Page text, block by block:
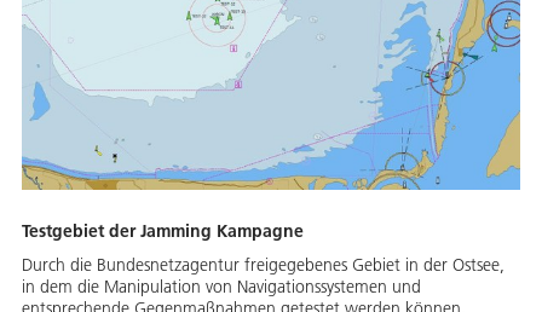
Testgebiet der Jamming Kampagne
Durch die Bundesnetzagentur freigegebenes Gebiet in der Ostsee,
in dem die Manipulation von Navigationssystemen und